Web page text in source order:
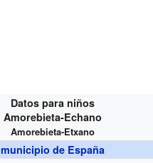
Datos para niños
Amorebieta-Echano
Amorebieta-Etxano
municipio de España